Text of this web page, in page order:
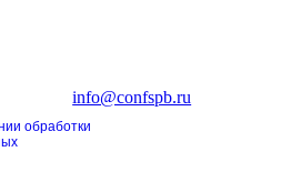
E-mail:info@confspb.ru
обработки